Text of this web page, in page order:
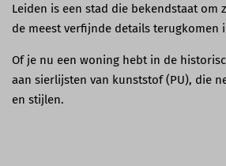
Leiden is een stad die bekendstaat
de meest verfijnde details
Of je nu een woning hebt in de
aan sierlijsten van kunststof (PU), die
en stijlen.